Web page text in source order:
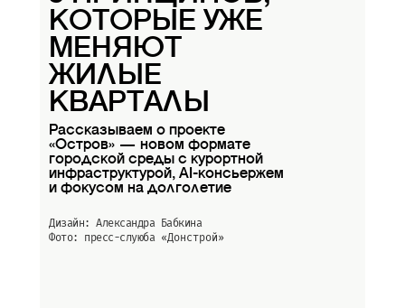
КОТОРЫЕ УЖЕ
МЕНЯЮТ
ЖИЛЫЕ
КВАРТАЛЫ
Рассказываем о проекте
«Остров» — новом формате
городской среды с курортной
инфраструктурой, AI-консьержем
и фокусом на долголетие
Дизайн: Александра Бабкина
Фото: пресс-слуюба «Донстрой»